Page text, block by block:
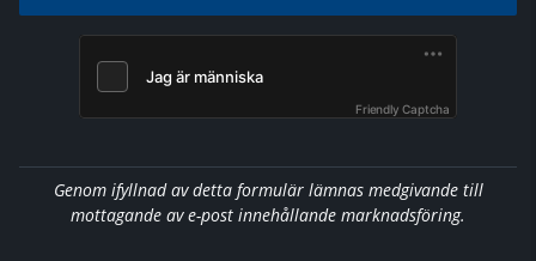
Friendly Captcha
Genom ifyllnad av detta formulär lämnas medgivande till
mottagande av e-post innehållande marknadsföring.